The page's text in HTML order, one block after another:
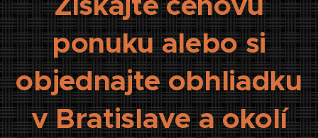
ponuku alebo si
objednajte obhliadku
v Bratislave a okolí